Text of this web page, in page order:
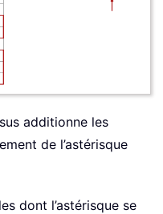
additionne les
de l’astérisque
dont l’astérisque se